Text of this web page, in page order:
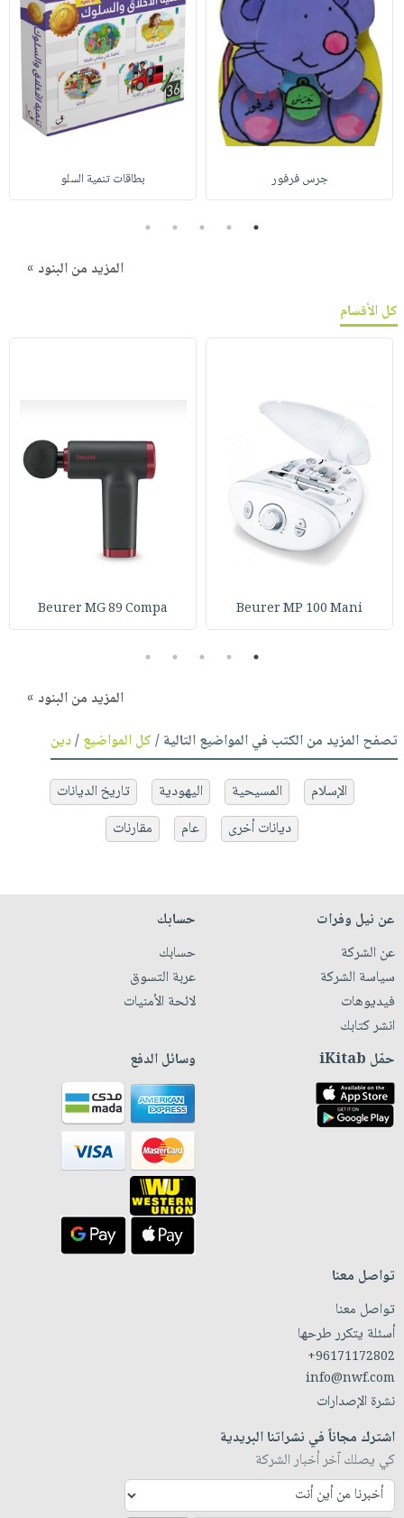
جرس فرفور بطاقات تنمية السلو
1
2
3
4
5
المزيد من البنود »
كل الأقسام
Beurer MP 100 Mani
Beurer MG 89 Compa
1
2
3
4
5
المزيد من البنود »
تصفح المزيد من الكتب في المواضيع التالية /كل المواضيع/دين
الإسلام المسيحية اليهودية
تاريخ الديانات
ديانات أخرى
عام مقارنات
عن نيل وفرات
عن الشركة
سياسة الشركة
فيديوهات
انشر كتابك
حسابك
حسابك
عربة التسوق
لائحة الأمنيات
حمّل iKitab وسائل الدفع
تواصل معنا
تواصل معنا
أسئلة يتكرر طرحها
+96171172802
info@nwf.com
نشرة الإصدارات
اشترك مجاناً في نشراتنا البريدية
كي يصلك آخر أخبار الشركة